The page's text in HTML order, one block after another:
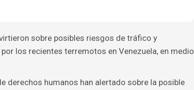
sobre posibles riesgos de tráfico y
los recientes terremotos en Venezuela, en medio
derechos humanos han alertado sobre la posible